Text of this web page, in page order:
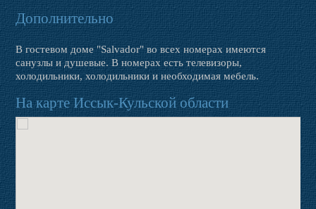
Дополнительно
В гостевом доме "Salvador" во всех номерах имеются
санузлы и душевые. В номерах есть телевизоры,
холодильники, холодильники и необходимая мебель.
На карте Иссык-Кульской области